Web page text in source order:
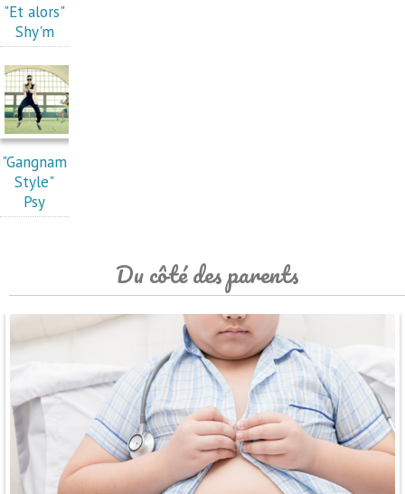
"Et alors"
Shy'm
"Gangnam
Style"
Psy
Du côté des parents